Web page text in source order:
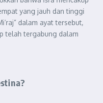
yang jauh dan tinggi
dalam ayat tersebut,
telah tergabung dalam